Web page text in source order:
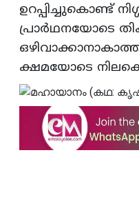
ഉറപ്പിച്ചുകൊണ്ട്‌
പ്രാര്‍ഥനയോടെ
ക്ഷമയോടെ